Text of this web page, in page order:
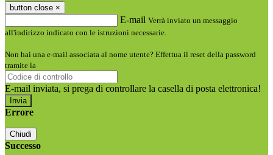
button close ×
E-mail Verrà inviato un messaggio
all'indirizzo indicato con le istruzioni necessarie.
Non hai una e-mail associata al nome utente? Effettua il reset della password
tramite la
E-mail inviata, si prega di controllare la casella di posta elettronica!
Errore
Chiudi
Successo